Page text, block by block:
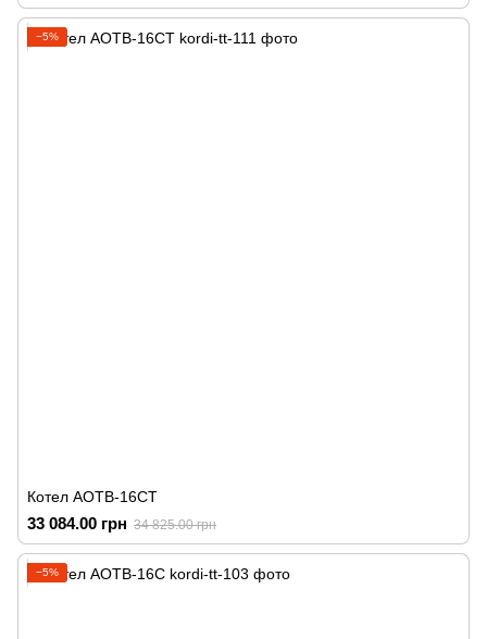
−5%
Котел АОТВ-16СТ
33 084.00 грн 34 825.00 грн
−5%